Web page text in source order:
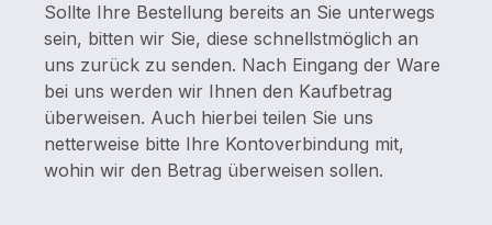
Sollte Ihre Bestellung bereits an Sie unterwegs
sein, bitten wir Sie, diese schnellstmöglich an
uns zurück zu senden. Nach Eingang der Ware
bei uns werden wir Ihnen den Kaufbetrag
überweisen. Auch hierbei teilen Sie uns
netterweise bitte Ihre Kontoverbindung mit,
wohin wir den Betrag überweisen sollen.